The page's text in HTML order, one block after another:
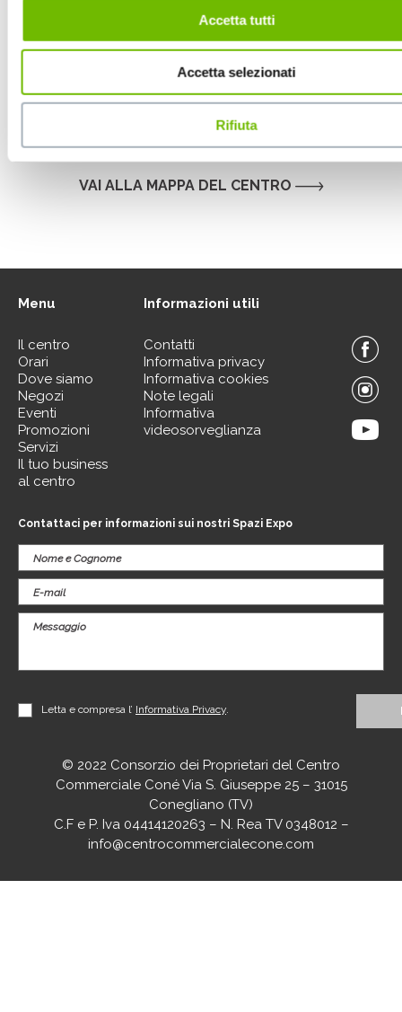
Accetta tutti
Accetta selezionati
Rifiuta
VAI ALLA MAPPA DEL CENTRO
Menu
Il centro
Orari
Dove siamo
Negozi
Eventi
Promozioni
Servizi
Il tuo business
al centro
Informazioni utili
Contatti
Informativa privacy
Informativa cookies
Note legali
Informativa
videosorveglianza
Contattaci per informazioni sui nostri Spazi Expo
Letta e compresa l’ Informativa Privacy.
© 2022 Consorzio dei Proprietari del Centro
Commerciale Coné Via S. Giuseppe 25 – 31015
Conegliano (TV)
C.F e P. Iva 04414120263 – N. Rea TV 0348012 –
info@centrocommercialecone.com